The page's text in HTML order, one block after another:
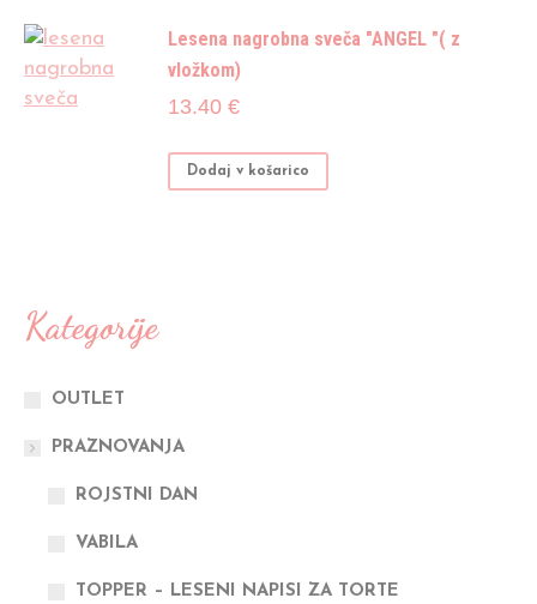
na
več
Lesena nagrobna sveča "ANGEL "( z
vložkom)
13.40 €
Dodaj v košarico
Kategorije
OUTLET
PRAZNOVANJA
ROJSTNI DAN
VABILA
TOPPER – LESENI NAPISI ZA TORTE